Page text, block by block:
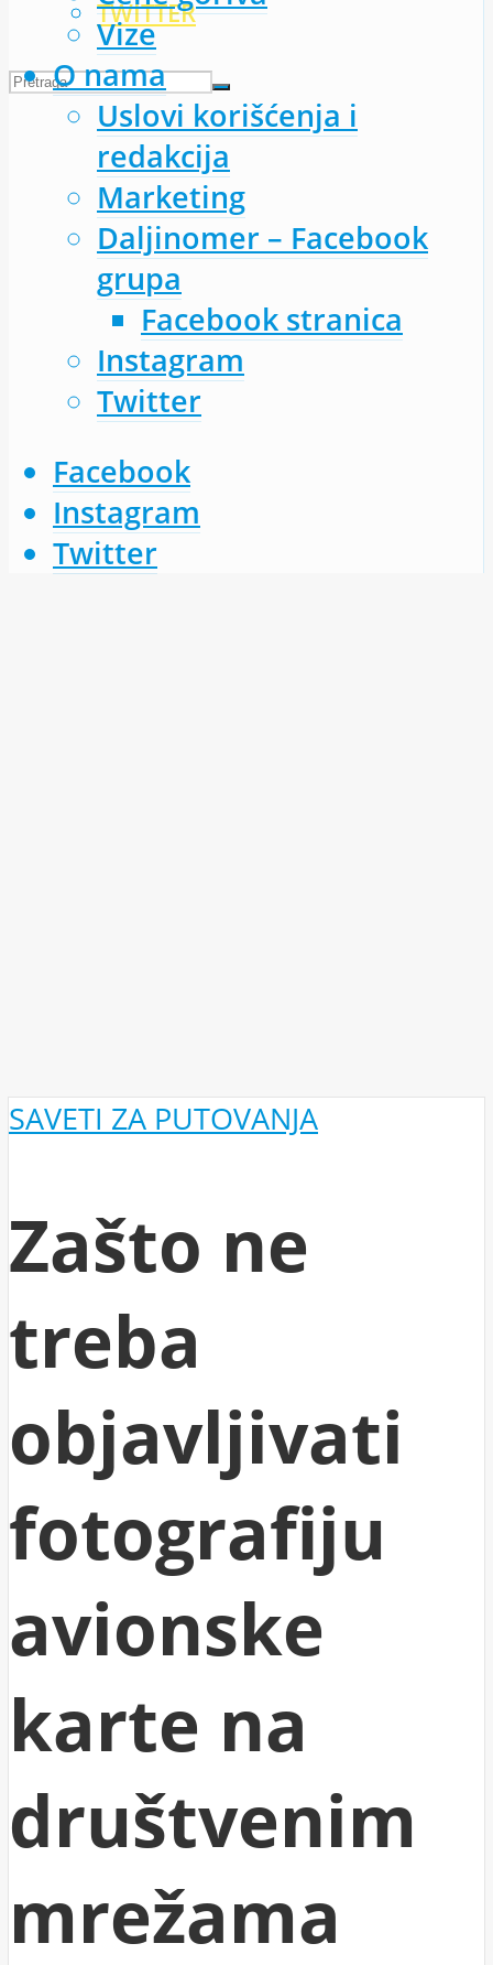
TWITTER
Vize
O nama
Uslovi korišćenja i
redakcija
Marketing
Daljinomer – Facebook
grupa
Facebook stranica
Instagram
Twitter
Facebook
Instagram
Twitter
SAVETI ZA PUTOVANJA
Zašto ne
treba
objavljivati
fotografiju
avionske
karte na
društvenim
mrežama